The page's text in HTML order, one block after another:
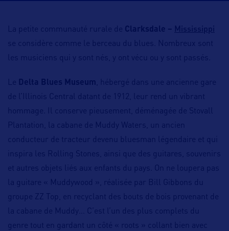
La petite communauté rurale de Clarksdale – Mississippi
se considère comme le berceau du blues. Nombreux sont
les musiciens qui y sont nés, y ont vécu ou y sont passés.
Le Delta Blues Museum
, hébergé dans une ancienne gare
de l’Illinois Central datant de 1912, leur rend un vibrant
hommage. Il conserve pieusement, déménagée de Stovall
Plantation, la cabane de Muddy Waters, un ancien
conducteur de tracteur devenu bluesman légendaire et qui
inspira les Rolling Stones, ainsi que des guitares, souvenirs
et autres objets liés aux enfants du pays. On ne loupera pas
la guitare « Muddywood », réalisée par Bill Gibbons du
groupe ZZ Top, en recyclant des bouts de bois provenant de
la cabane de Muddy… C’est l’un des plus complets du
genre tout en gardant un côté « roots » collant bien avec